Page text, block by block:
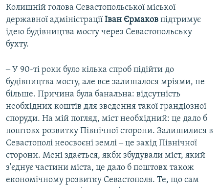
Колишній голова Севастопольської міської
державної адміністрації Іван Єрмаков підтримує
ідею будівництва мосту через Севастопольську
бухту.
‒ У 90-ті роки було кілька спроб підійти до
будівництва мосту, але все залишалося мріями, не
більше. Причина була банальна: відсутність
необхідних коштів для зведення такої грандіозної
споруди. На мій погляд, міст необхідний: це дало б
поштовх розвитку Північної сторони. Залишилися в
Севастополі неосвоєні землі ‒ це захід Північної
сторони. Мені здається, якби збудували міст, який
з'єднує частини міста, це дало б поштовх також
економічному розвитку Севастополя. Те, що сам